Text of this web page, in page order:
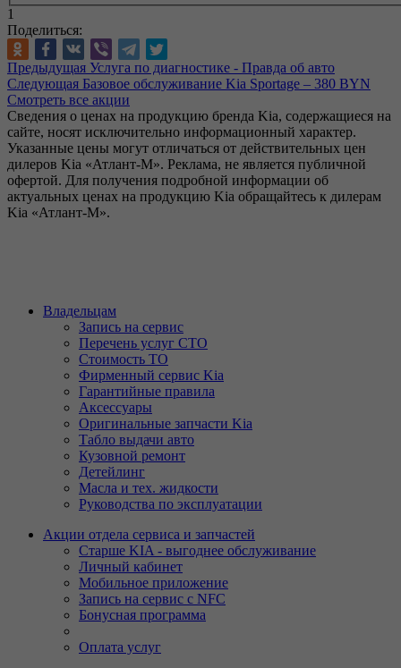
1
Поделиться:
Предыдущая Услуга по диагностике ​- Правда об авто
Следующая Базовое обслуживание Kia Sportage – 380 BYN
Смотреть все акции
Сведения о ценах на продукцию бренда Kia, содержащиеся на
сайте, носят исключительно информационный характер.
Указанные цены могут отличаться от действительных цен
дилеров Kia «Атлант-М». Реклама, не является публичной
офертой. Для получения подробной информации об
актуальных ценах на продукцию Kia обращайтесь к дилерам
Kia «Атлант-М».
Владельцам
Запись на сервис
Перечень услуг СТО
Стоимость ТО
Фирменный сервис Kia
Гарантийные правила
Аксессуары
Оригинальные запчасти Kia
Табло выдачи авто
Кузовной ремонт
Детейлинг
Масла и тех. жидкости
Руководства по эксплуатации
Акции отдела сервиса и запчастей
Старше KIA - выгоднее обслуживание
Личный кабинет
Мобильное приложение
Запись на сервис с NFC
Бонусная программа
Оплата услуг